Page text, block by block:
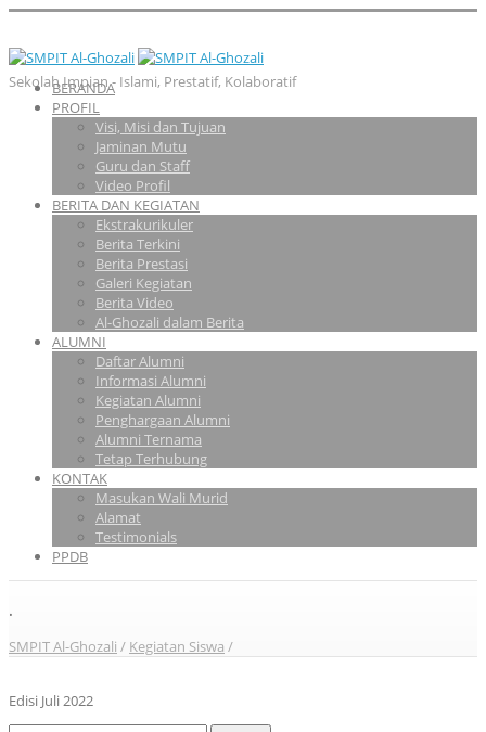
Sekolah Impian - Islami, Prestatif, Kolaboratif
BERANDA
PROFIL
Visi, Misi dan Tujuan
Jaminan Mutu
Guru dan Staff
Video Profil
BERITA DAN KEGIATAN
Ekstrakurikuler
Berita Terkini
Berita Prestasi
Galeri Kegiatan
Berita Video
Al-Ghozali dalam Berita
ALUMNI
Daftar Alumni
Informasi Alumni
Kegiatan Alumni
Penghargaan Alumni
Alumni Ternama
Tetap Terhubung
KONTAK
Masukan Wali Murid
Alamat
Testimonials
PPDB
.
SMPIT Al-Ghozali / Kegiatan Siswa /
Edisi Juli 2022